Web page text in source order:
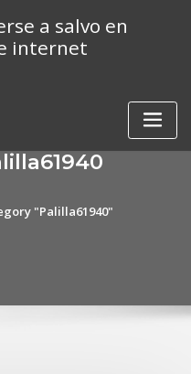
a salvo en
internet
"Palilla61940"